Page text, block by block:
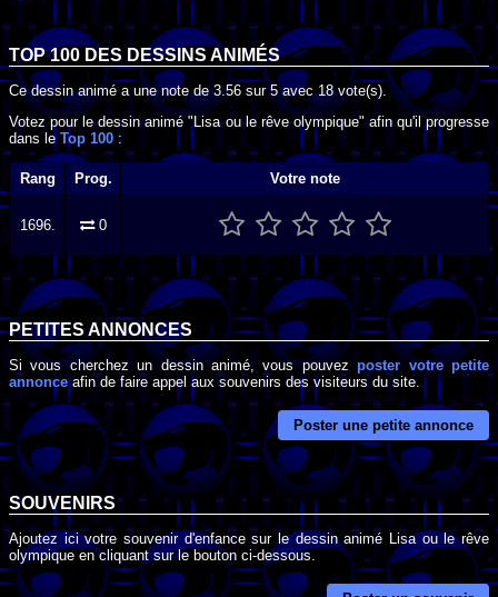
TOP 100 DESDESSINS ANIMÉS
Ce dessin animé a une note de3.56 sur5avec18vote(s).
Votez pour le dessin animé "Lisa ou le rêve olympique" afin qu'il progresse
dans le Top 100 :
Rang Prog. Votre note
1696. 0
PETITES ANNONCES
Si vous cherchez un dessin animé, vous pouvezposter votre petite
annonceafin de faire appel aux souvenirs des visiteurs du site.
Poster une petite annonce
SOUVENIRS
Ajoutez ici votre souvenir d'enfance sur le dessin animé Lisa ou le rêve
olympique en cliquant sur le bouton ci-dessous.